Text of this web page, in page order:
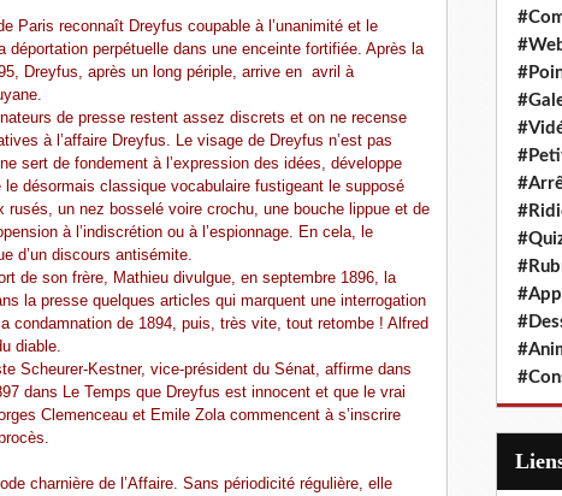
Paris reconnaît Dreyfus coupable à l’unanimité et le
perpétuelle dans une enceinte fortifiée. Après la
Dreyfus, après un long périple, arrive en avril à
de presse restent assez discrets et on ne recense
à l’affaire Dreyfus. Le visage de Dreyfus n’est pas
sert de fondement à l’expression des idées, développe
désormais classique vocabulaire fustigeant le supposé
un nez bosselé voire crochu, une bouche lippue et de
à l’indiscrétion ou à l’espionnage. En cela, le
d’un discours antisémite.
de son frère, Mathieu divulgue, en septembre 1896, la
la presse quelques articles qui marquent une interrogation
condamnation de 1894, puis, très vite, tout retombe ! Alfred
diable.
Scheurer-Kestner, vice-président du Sénat, affirme dans
dans Le Temps que Dreyfus est innocent et que le vrai
Clemenceau et Emile Zola commencent à s’inscrire
charnière de l’Affaire. Sans périodicité régulière, elle